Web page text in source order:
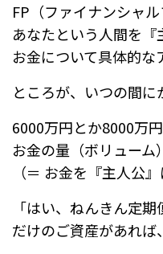
FP（ファイナンシャ
あなたという人間を『
お金について具体的な
ところが、いつの間に
6000万円とか8000万円
お金の量（ボリューム
（＝ お金を『主人公』
「はい、ねんきん定期
だけのご資産があれば